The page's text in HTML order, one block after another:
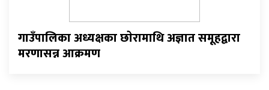
गाउँपालिका अध्यक्षका छाेरामाथि अज्ञात समूहद्वारा
मरणासन्न आक्रमण